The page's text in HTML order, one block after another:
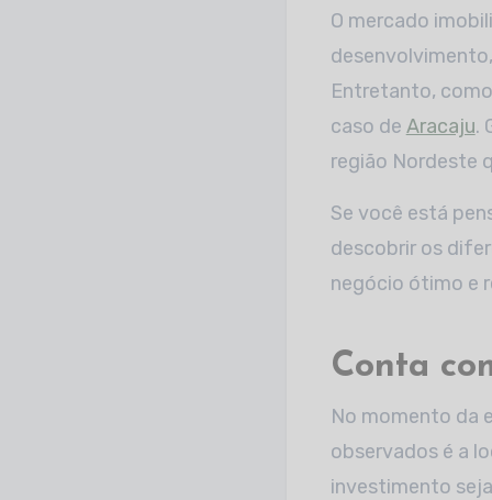
O mercado
Entretanto,
caso de Aracaju.
região Nordeste
Se você está
descobrir os
negócio ótimo e
Conta
No momento da
observados é a
investimento